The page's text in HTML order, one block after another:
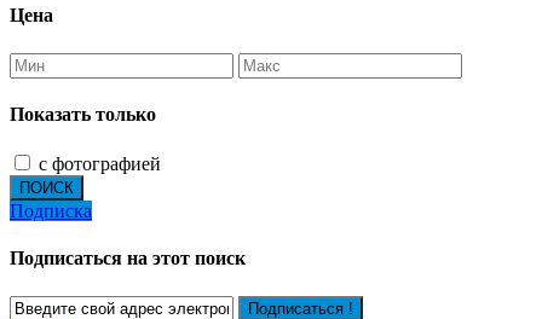
Цена
Показать только
с фотографией
ПОИСК
Подписка
Подписаться на этот поиск
Подписаться !